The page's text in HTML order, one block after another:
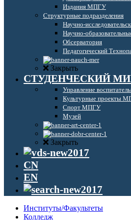
Издания МПГУ
Структурные подразделения
Научно-
Научно-
Обсерватория
Педагогический
Закрыть
СТУДЕНЧЕСКИЙ
Управление
Культурные проекты
Спорт МПГУ
Музей
Закрыть
CN
EN
Институты/Факультеты
Колледж